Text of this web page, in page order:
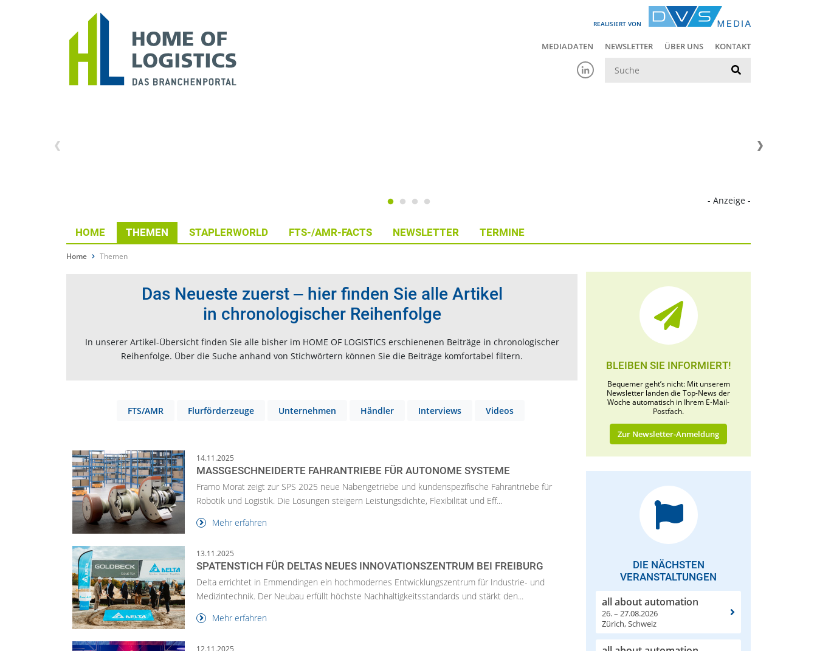
REALISIERT VON
MEDIADATEN NEWSLETTER ÜBER UNS KONTAKT
- Anzeige -
HOME THEMEN STAPLERWORLD FTS-/AMR-FACTS NEWSLETTER TERMINE
Home Themen
Das Neueste zuerst ‒ hier finden Sie alle Artikel
in chronologischer Reihenfolge
In unserer Artikel-Übersicht finden Sie alle bisher im HOME OF LOGISTICS erschienenen Beiträge in chronologischer
Reihenfolge. Über die Suche anhand von Stichwörtern können Sie die Beiträge komfortabel filtern.
FTS/AMR Flurförderzeuge Unternehmen Händler Interviews Videos
14.11.2025
MASSGESCHNEIDERTE FAHRANTRIEBE FÜR AUTONOME SYSTEME
Framo Morat zeigt zur SPS 2025 neue Nabengetriebe und kundenspezifische Fahrantriebe für
Robotik und Logistik. Die Lösungen steigern Leistungsdichte, Flexibilität und Eff...
Mehr erfahren
13.11.2025
SPATENSTICH FÜR DELTAS NEUES INNOVATIONSZENTRUM BEI FREIBURG
Delta errichtet in Emmendingen ein hochmodernes Entwicklungszentrum für Industrie- und
Medizintechnik. Der Neubau erfüllt höchste Nachhaltigkeitsstandards und stärkt den...
Mehr erfahren
12.11.2025
BLEIBEN SIE INFORMIERT!
Bequemer geht’s nicht: Mit unserem
Newsletter landen die Top-News der
Woche automatisch in Ihrem E-Mail-
Postfach.
Zur Newsletter-Anmeldung
DIE NÄCHSTEN
VERANSTALTUNGEN
all about automation
26. – 27.08.2026
Zürich, Schweiz